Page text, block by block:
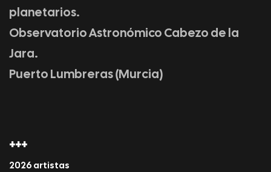
planetarios.
Observatorio Astronómico Cabezo de la
Jara.
Puerto Lumbreras (Murcia)
+++
2026 artistas